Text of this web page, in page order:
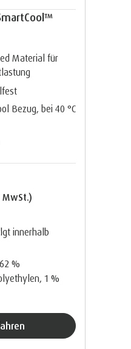
Material für
Bezug, bei 40 °C
innerhalb
%
1 %